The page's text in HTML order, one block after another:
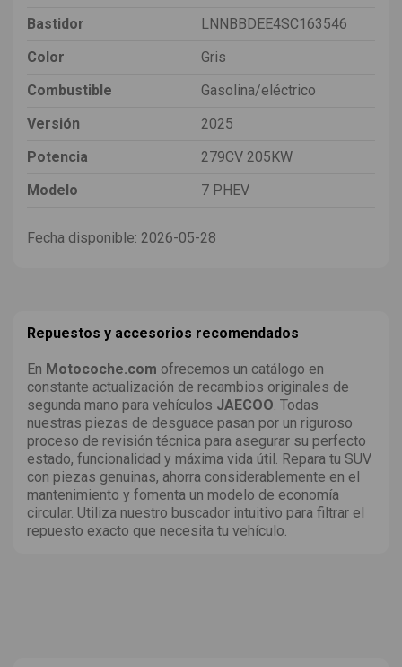
Bastidor
LNNBBDEE4SC163546
Color
Gris
Combustible
Gasolina/eléctrico
Versión
2025
Potencia
279CV 205KW
Modelo
7 PHEV
Fecha disponible: 2026-05-28
Repuestos y accesorios recomendados
En Motocoche.com ofrecemos un catálogo en
constante actualización de recambios originales de
segunda mano para vehículos JAECOO . Todas
nuestras piezas de desguace pasan por un riguroso
proceso de revisión técnica para asegurar su perfecto
estado, funcionalidad y máxima vida útil. Repara tu SUV
con piezas genuinas, ahorra considerablemente en el
mantenimiento y fomenta un modelo de economía
circular. Utiliza nuestro buscador intuitivo para filtrar el
repuesto exacto que necesita tu vehículo.